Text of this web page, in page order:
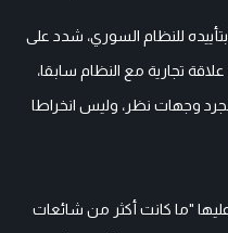
للنظام السوري، شدد على
تجارية مع النظام سابقا،
وجهات نظر، وليس انخراطا
"ما كانت أكثر من شائعات